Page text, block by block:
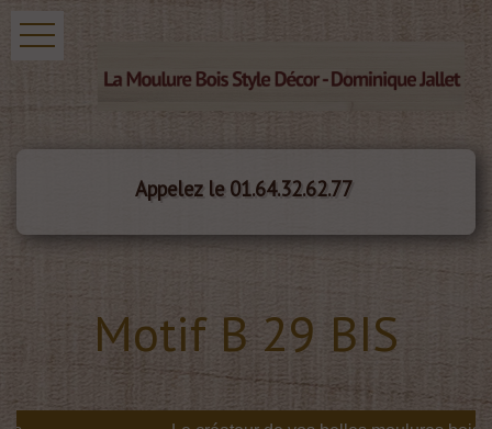
Appelez le 01.64.32.62.77
Motif B 29 BIS